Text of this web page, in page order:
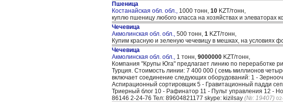
Пшеница
Костанайская обл. обл., 1000 тонн, 10 KZT/тонн,
куплю пшеницу любого класса на хозяйствах и элеваторах
Чечевица
Акмолинская обл. обл., 500 тонн, 1 KZT/тонн,
Купим красную и зеленую чечевицу в мешках, на условиях
Чечевица
Акмолинская обл. обл., 1 тонн, 9000000 KZT/тонн,
Компания "Крупы Юга" предлагает линию по переработке
Турция. Стоимость линии: 7 400 000 ( семь миллионов
включает соединение следующих оборудований: 1 -
Аспирационный сортировщик 5 - Гравитационный падди
Триерный блог 10 - Рафинатор 11 - Пульт управления 12 -
86146 2-24-76 Тел: 89604821177 skype: kizilsay (№: 19407)